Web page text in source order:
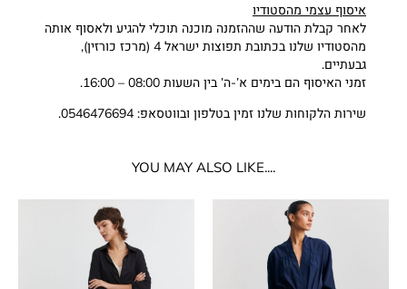
איסוף עצמי מהסטודיו
לאחר קבלת הודעה שההזמנה מוכנה תוכלי להגיע ולאסוף אותה
מהסטודיו שלנו בכתובת תפוצות ישראל 4 (מרכז כורזין),
גבעתיים.
זמני האיסוף הם בימים א’-ה’ בין השעות 08:00 – 16:00.
שירות הלקוחות שלנו זמין בטלפון ובווטסאפ: 0546476694.
....YOU MAY ALSO LIKE